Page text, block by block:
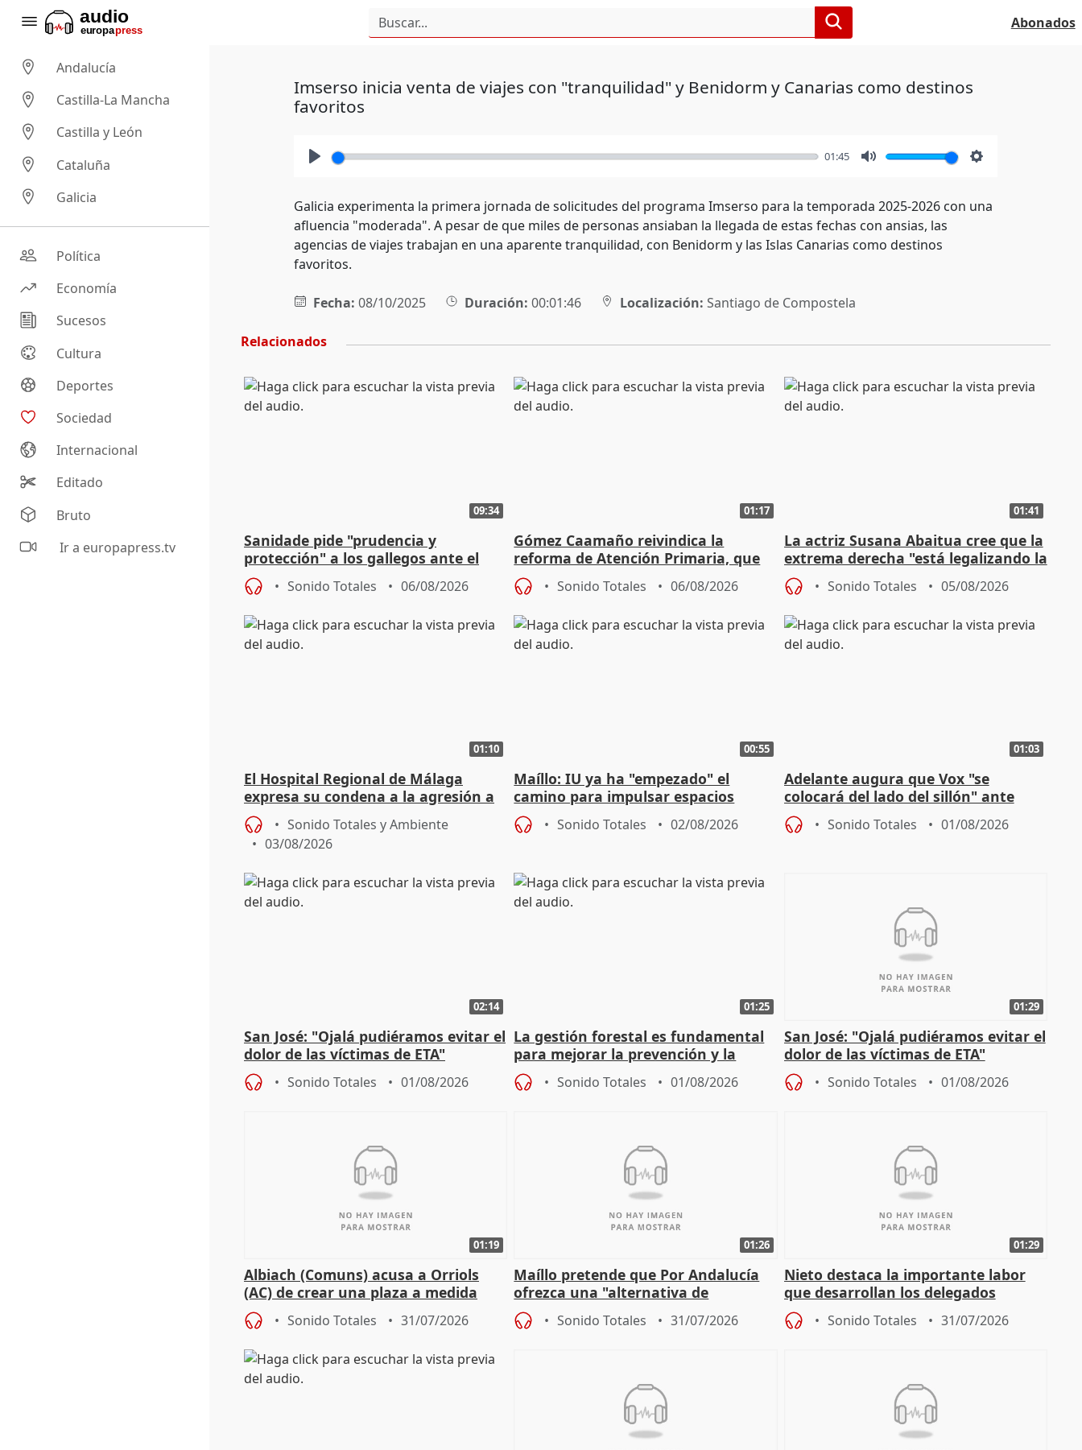
Abonados
Andalucía
Castilla-La Mancha
Castilla y León
Cataluña
Galicia
Política
Economía
Sucesos
Cultura
Deportes
Sociedad
Internacional
Editado
Bruto
Ir a europapress.tv
Imserso inicia venta de viajes con "tranquilidad" y Benidorm y Canarias como destinos
favoritos
01:45
Galicia experimenta la primera jornada de solicitudes del programa Imserso para la temporada 2025-2026 con una
afluencia "moderada". A pesar de que miles de personas ansiaban la llegada de estas fechas con ansias, las
agencias de viajes trabajan en una aparente tranquilidad, con Benidorm y las Islas Canarias como destinos
favoritos.
Fecha: 08/10/2025 Duración: 00:01:46 Localización: Santiago de Compostela
Relacionados
09:34
Sanidade pide "prudencia y
protección" a los gallegos ante el
eclipse del 12 de agosto
Sonido Totales 06/08/2026
01:17
Gómez Caamaño reivindica la
reforma de Atención Primaria, que
reforzará la autogestión
Sonido Totales 06/08/2026
01:41
La actriz Susana Abaitua cree que la
extrema derecha "está legalizando la
homofobia"
Sonido Totales 05/08/2026
01:10
El Hospital Regional de Málaga
expresa su condena a la agresión a
dos enfermeras de Urgencias
Sonido Totales y Ambiente
03/08/2026
00:55
Maíllo: IU ya ha "empezado" el
camino para impulsar espacios
unitarios para las municipales
Sonido Totales 02/08/2026
01:03
Adelante augura que Vox "se
colocará del lado del sillón" ante
iniciativas de la oposición
Sonido Totales 01/08/2026
02:14
San José: "Ojalá pudiéramos evitar el
dolor de las víctimas de ETA"
Sonido Totales 01/08/2026
01:25
La gestión forestal es fundamental
para mejorar la prevención y la
actuación frente a incendios
Sonido Totales 01/08/2026
01:29
San José: "Ojalá pudiéramos evitar el
dolor de las víctimas de ETA"
Sonido Totales 01/08/2026
01:19
Albiach (Comuns) acusa a Orriols
(AC) de crear una plaza a medida
para su hija en Ripoll (Girona)
Sonido Totales 31/07/2026
01:26
Maíllo pretende que Por Andalucía
ofrezca una "alternativa de
gobierno" con su labor de oposición
Sonido Totales 31/07/2026
01:29
Nieto destaca la importante labor
que desarrollan los delegados
territoriales de la Junta
Sonido Totales 31/07/2026